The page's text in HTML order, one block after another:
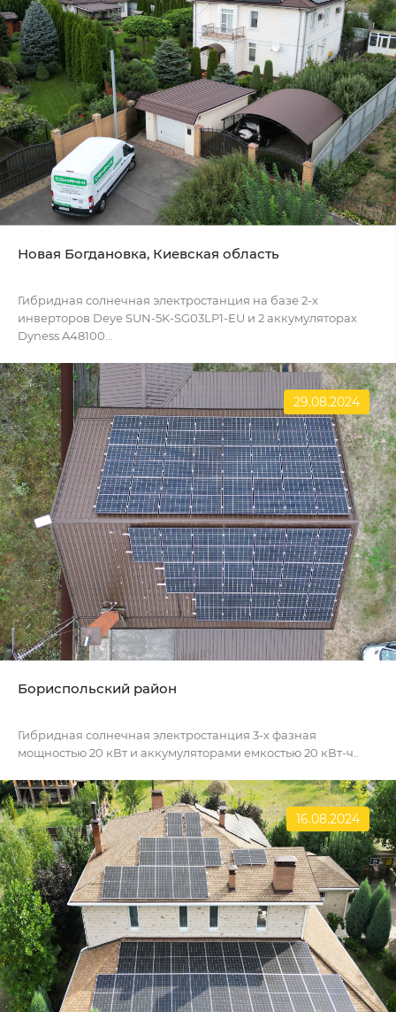
Новая Богдановка, Киевская область
Гибридная солнечная электростанция на базе 2-х
инверторов Deye SUN-5K-SG03LP1-EU и 2 аккумуляторах
Dyness A48100...
29.08.2024
Бориспольский район
Гибридная солнечная электростанция 3-х фазная
мощностью 20 кВт и аккумуляторами емкостью 20 кВт-ч..
16.08.2024